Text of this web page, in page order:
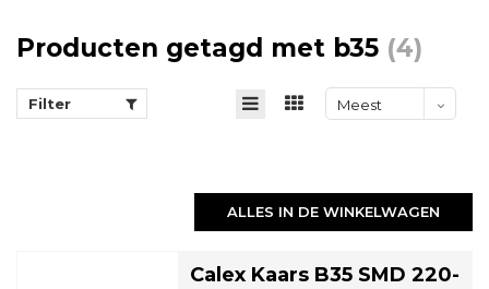
Producten getagd met b35 (4)
Filter
Meest
ALLES IN DE WINKELWAGEN
Calex Kaars B35 SMD 220-